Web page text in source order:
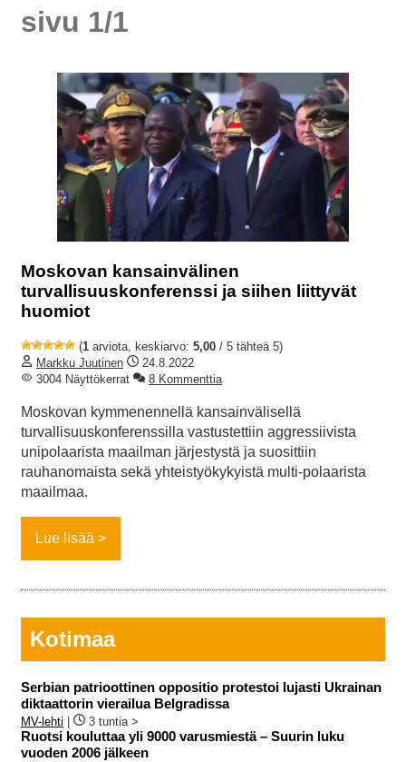
sivu 1/1
Moskovan kansainvälinen
turvallisuuskonferenssi ja siihen liittyvät
huomiot
(1 arviota, keskiarvo: 5,00 / 5 tähteä 5)
Markku Juutinen
24.8.2022
3004 Näyttökerrat
8 Kommenttia
Moskovan kymmenennellä kansainvälisellä
turvallisuuskonferenssilla vastustettiin aggressiivista
unipolaarista maailman järjestystä ja suosittiin
rauhanomaista sekä yhteistyökykyistä multi-polaarista
maailmaa.
Lue lisää
Kotimaa
Serbian patrioottinen oppositio protestoi lujasti Ukrainan
diktaattorin vierailua Belgradissa
MV-lehti | 3 tuntia >
Ruotsi kouluttaa yli 9000 varusmiestä – Suurin luku
vuoden 2006 jälkeen